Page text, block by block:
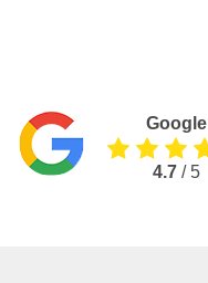
Google
4.7/ 5